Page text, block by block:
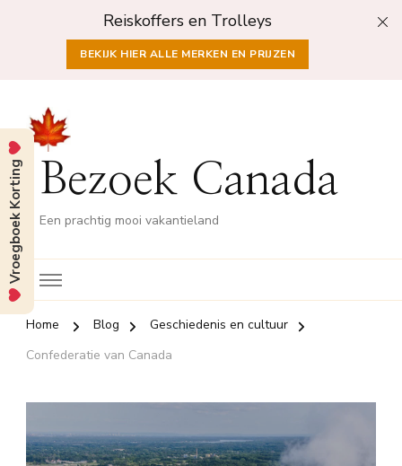
Reiskoffers en Trolleys
BEKIJK HIER ALLE MERKEN EN PRIJZEN
Bezoek Canada
Een prachtig mooi vakantieland
Home Blog
Geschiedenis en cultuur
Confederatie van Canada
Vroegboek Korting